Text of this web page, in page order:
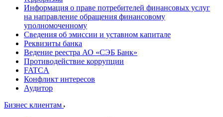
Информация о праве потребителей финансовых услуг
на направление обращения финансовому
уполномоченному
Сведения об эмиссии и уставном капитале
Реквизиты банка
Ведение реестра АО «СЭБ Банк»
Противодействие коррупции
FATCA
Конфликт интересов
Аудитор
Бизнес клиентам